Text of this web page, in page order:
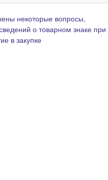
записям
некоторые вопросы,
о товарном знаке при
в закупке